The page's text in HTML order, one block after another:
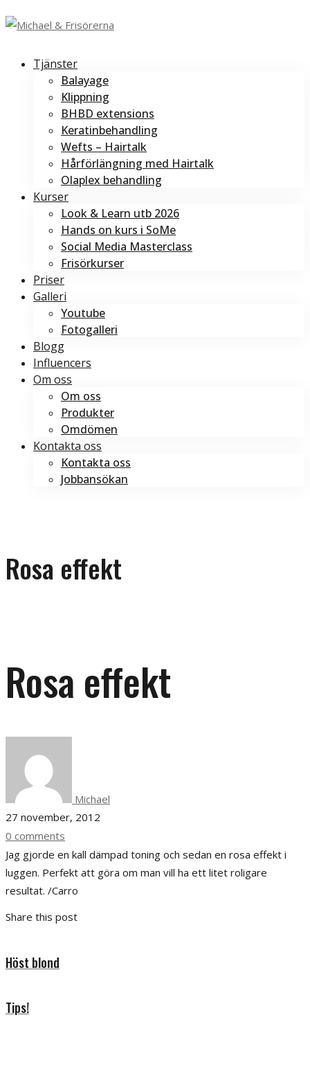
Tjänster
Balayage
Klippning
BHBD extensions
Keratinbehandling
Wefts – Hairtalk
Hårförlängning med Hairtalk
Olaplex behandling
Kurser
Look & Learn utb 2026
Hands on kurs i SoMe
Social Media Masterclass
Frisörkurser
Priser
Galleri
Youtube
Fotogalleri
Blogg
Influencers
Om oss
Om oss
Produkter
Omdömen
Kontakta oss
Kontakta oss
Jobbansökan
Rosa effekt
Rosa effekt
Michael
27 november, 2012
0 comments
Jag gjorde en kall dämpad toning och sedan en rosa effekt i
luggen. Perfekt att göra om man vill ha ett litet roligare
resultat. /Carro
Share this post
Höst blond
Tips!